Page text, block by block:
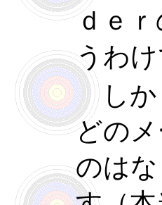
ｄｅ
うわけ
しか
どの
のは